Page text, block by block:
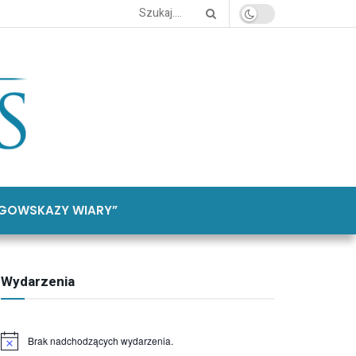
WIARY”
Wydarzenia
Powiadomienie
Brak nadchodzących wydarzenia.